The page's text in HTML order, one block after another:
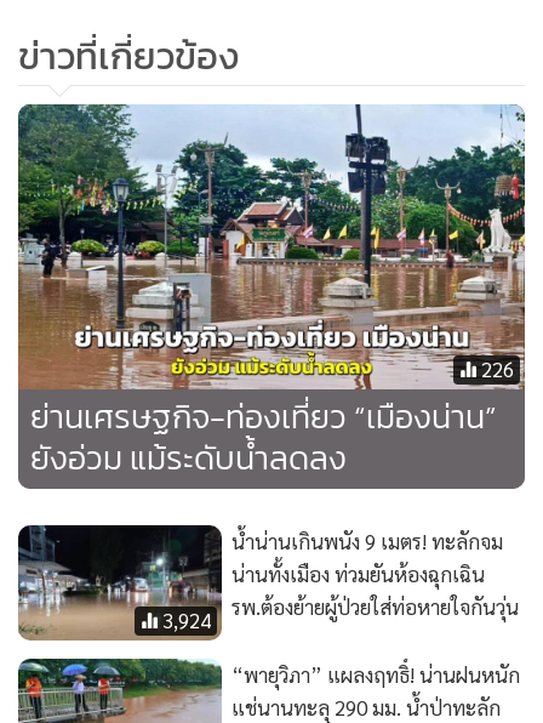
• Factcheck
• ญี่ปุ่น
• News1
• Gotomanager
ข่าวที่เกี่ยวข้อง
226
ย่านเศรษฐกิจ-ท่องเที่ยว “เมืองน่าน”
ยังอ่วม แม้ระดับน้ำลดลง
3,924
น้ำน่านเกินพนัง 9 เมตร! ทะลักจม
น่านทั้งเมือง ท่วมยันห้องฉุกเฉิน
รพ.ต้องย้ายผู้ป่วยใส่ท่อหายใจกันวุ่น
“พายุวิภา” แผลงฤทธิ์! น่านฝนหนัก
แช่นานทะลุ 290 มม. น้ำป่าทะลัก